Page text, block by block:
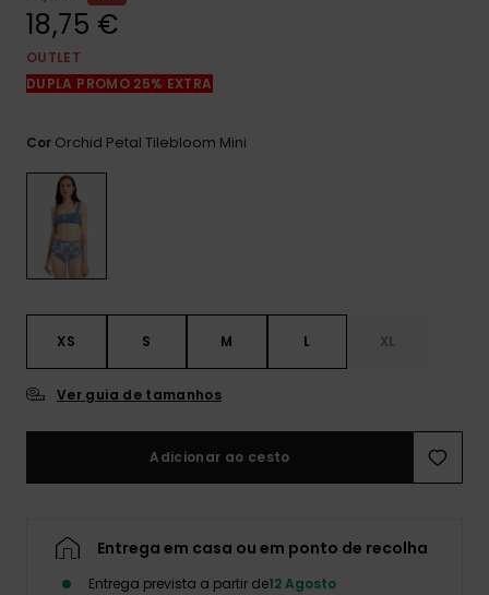
formulário de
contacto.
Consultar
18,75 €
OUTLET
DUPLA PROMO 25% EXTRA
Cor Orchid Petal Tilebloom Mini
XS S M L XL
Ver guia de tamanhos
Adicionar ao cesto
Entrega em casa ou em ponto de recolha
Entrega prevista a partir de12 Agosto